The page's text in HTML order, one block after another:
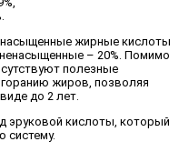
жирные кислоты
– 20%. Помимо
полезные
жиров, позволяя
до 2 лет.
эруковой кислоты, который
систему.